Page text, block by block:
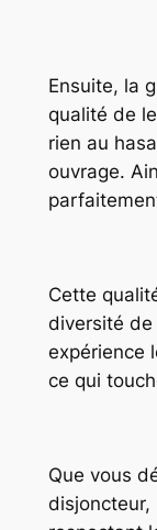
Ensuite, la
qualité de
rien au
ouvrage.
Cette
diversité
expérience
ce qui
Que vous
disjoncteur,